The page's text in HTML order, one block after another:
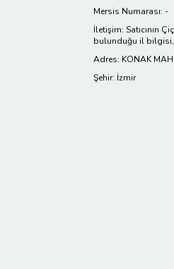
Mersis Numarası: -
İletişim: Satıcının
bulunduğu il bilgisi,
Adres: KONAK
Şehir: İzmir